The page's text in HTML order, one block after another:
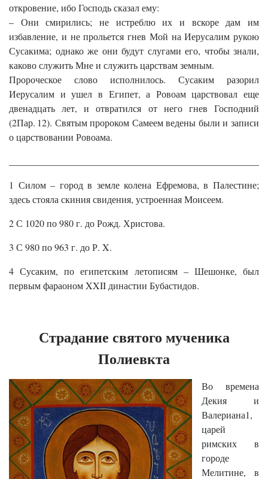
откровение, ибо Господь сказал ему:
– Они смирились; не истреблю их и вскоре дам им
избавление, и не прольется гнев Мой на Иерусалим рукою
Сусакима; однако же они будут слугами его, чтобы знали,
каково служить Мне и служить царствам земным.
Пророческое слово исполнилось. Сусаким разорил
Иерусалим и ушел в Египет, а Ровоам царствовал еще
двенадцать лет, и отвратился от него гнев Господний
(2Пар. 12). Святым пророком Самеем ведены были и записи
о царствовании Ровоама.
1 Силом – город в земле колена Ефремова, в Палестине;
здесь стояла скиния свидения, устроенная Моисеем.
2 С 1020 по 980 г. до Рожд. Христова.
3 С 980 по 963 г. до Р. X.
4 Сусаким, по египетским летописям – Шешонке, был
первым фараоном XXII династии Бубастидов.
Страдание святого мученика
Полиевкта
Во времена
Декия и
Валериана1,
царей
римских в
городе
Мелитине, в